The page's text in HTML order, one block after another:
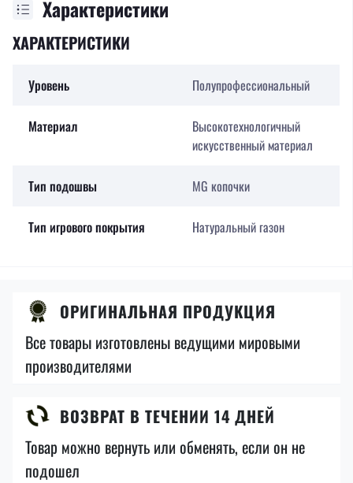
Характеристики
ХАРАКТЕРИСТИКИ
Уровень Полупрофессиональный
Материал
Высокотехнологичный
искусственный материал
Тип подошвы MG копочки
Тип игрового покрытия Натуральный газон
ОРИГИНАЛЬНАЯ ПРОДУКЦИЯ
Все товары изготовлены ведущими мировыми
производителями
ВОЗВРАТ В ТЕЧЕНИИ 14 ДНЕЙ
Товар можно вернуть или обменять, если он не
подошел